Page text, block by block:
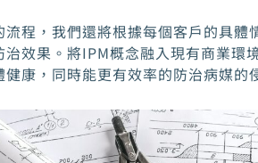
程，我們還將根據每個客戶的具體
效果。將IPM概念融入現有商業環
康，同時能更有效率的防治病媒的